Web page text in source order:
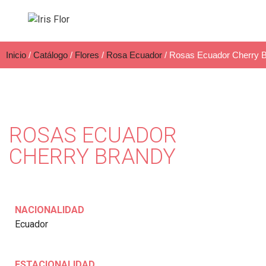
Inicio / Catálogo / Flores / Rosa Ecuador / Rosas Ecuador Cherry
ROSAS ECUADOR
CHERRY BRANDY
NACIONALIDAD
Ecuador